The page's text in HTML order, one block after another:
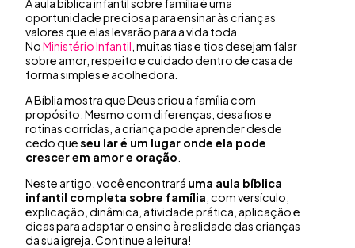
A aula bíblica infantil sobre família é uma
oportunidade preciosa para ensinar às crianças
valores que elas levarão para a vida toda.
NoMinistério Infantil , muitas tias e tios desejam falar
sobre amor, respeito e cuidado dentro de casa de
forma simples e acolhedora.
A Bíblia mostra que Deus criou a família com
propósito. Mesmo com diferenças, desafios e
rotinas corridas, a criança pode aprender desde
cedo queseu lar é um lugar onde ela pode
crescer em amor e oração
Neste artigo, você encontrará uma aula bíblica
infantil completa sobre família , com versículo,
explicação, dinâmica, atividade prática, aplicação e
dicas para adaptar o ensino à realidade das crianças
da sua igreja. Continue a leitura!